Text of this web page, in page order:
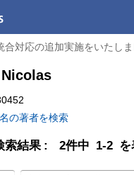
合対応の追加実施をいたし
の著者を検索
索結果 2件中 1-2 を